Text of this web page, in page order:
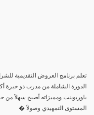
تعلم برنامج العروض التقديمية
المستوى التمهيدي وصولاَ �